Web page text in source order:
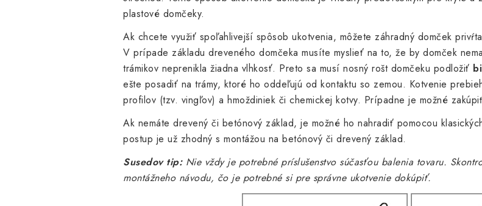
plastové domčeky.
Ak chcete využiť spoľahlivejší spôsob ukotvenia, môžete záhradný domček
V prípade základu dreveného domčeka musíte myslieť na to, že by domček
trámikov neprenikla žiadna vlhkosť. Preto sa musí nosný rošt domčeku podložiť
ešte posadiť na trámy, ktoré ho oddeľujú od kontaktu so zemou. Kotvenie
profilov (tzv. vingľov) a hmoždiniek či chemickej kotvy. Prípadne je možné
Ak nemáte drevený či betónový základ, je možné ho nahradiť pomocou
postup je už zhodný s montážou na betónový či drevený základ.
Susedov tip:Nie vždy je potrebné príslušenstvo súčasťou balenia tovaru.
montážneho návodu, čo je potrebné si pre správne ukotvenie dokúpiť.